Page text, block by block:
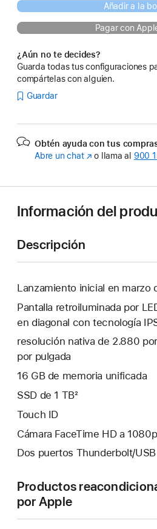
Añadir a la
Pagar con
¿Aún no te decides?
Guarda todas tus configuraciones
compártelas con alguien.
Guardar
Obtén ayuda con tus
Abre un chat(Se
ventana
nueva)
o llama al 900
Información del
Descripción
Lanzamiento inicial en marzo
Pantalla retroiluminada por
en diagonal con tecnología
resolución nativa de 2.880
por pulgada
16 GB de memoria unificada
SSD de 1 TB²
Touch ID
Cámara FaceTime HD a 1080p
Dos puertos Thunderbolt/
Productos
por Apple